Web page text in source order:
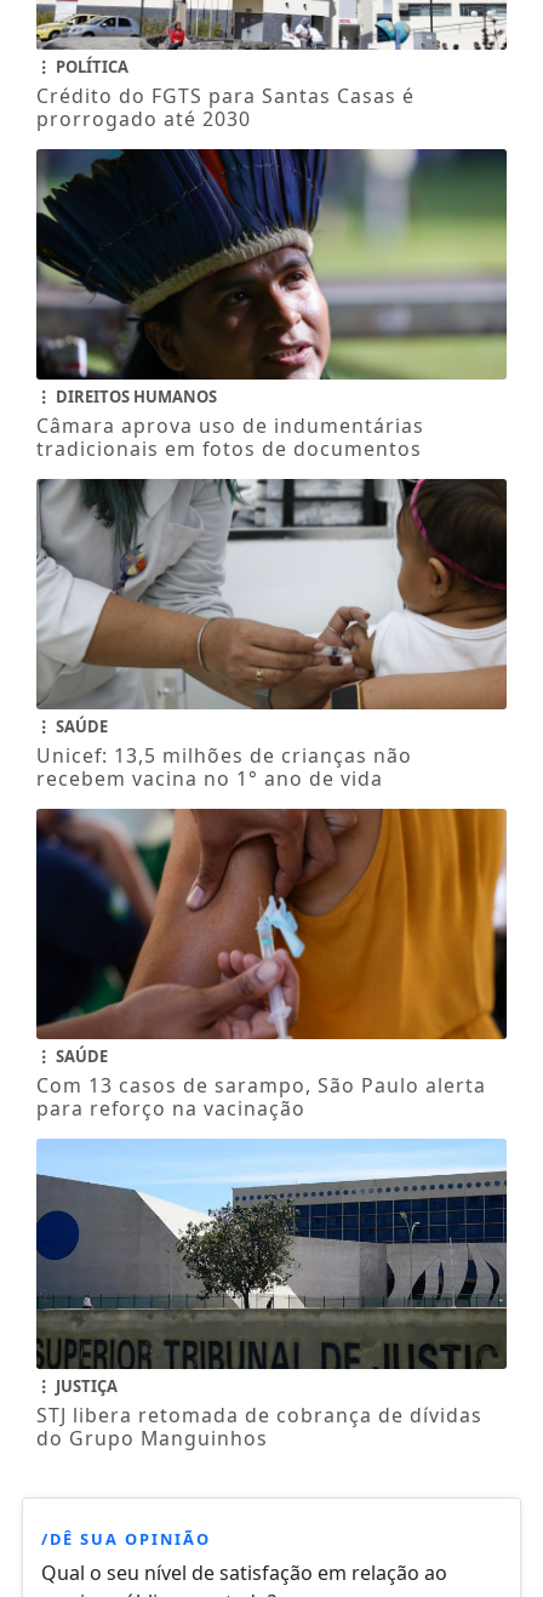
POLÍTICA
Crédito do FGTS para Santas Casas é
prorrogado até 2030
DIREITOS HUMANOS
Câmara aprova uso de indumentárias
tradicionais em fotos de documentos
SAÚDE
Unicef: 13,5 milhões de crianças não
recebem vacina no 1° ano de vida
SAÚDE
Com 13 casos de sarampo, São Paulo alerta
para reforço na vacinação
JUSTIÇA
STJ libera retomada de cobrança de dívidas
do Grupo Manguinhos
/DÊ SUA OPINIÃO
Qual o seu nível de satisfação em relação ao